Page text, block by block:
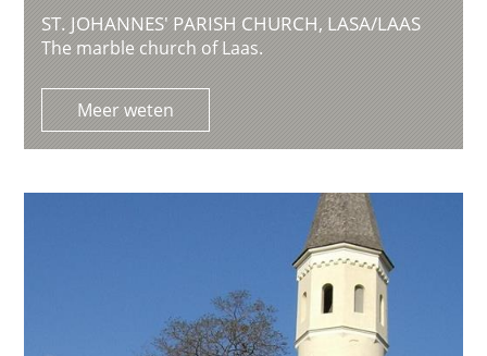
ST. JOHANNES' PARISH CHURCH, LASA/LAAS
The marble church of Laas.
Meer weten